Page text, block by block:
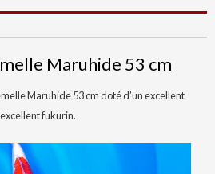
Maruhide 53 cm
Maruhide 53 cm doté d’un excellent
fukurin.